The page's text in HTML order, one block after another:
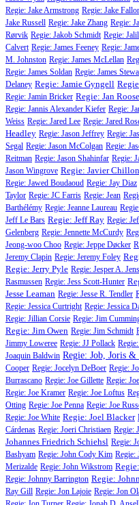
Regie: Jake Armstrong Regie: Jake
Jake Russell Regie: Jake Zhang Regie:
Rørvik Regie: Jakob Schmidt Regie:
Calvert Regie: James Feeney Regie:
M. Johnston Regie: James McLellan
Regie: James Soldan Regie: James
Delaney Regie: Jamie Gyngell
Regie: Jamin Bricker Regie: Jan
Regie: Jannis Alexander Kiefer Regie:
Weiss Regie: Jared Lee Regie: Jared
Headley Regie: Jason Jeffrey Regie:
Segal Regie: Jason McColgan Regie:
Reitman Regie: Jason Shahinfar Regie:
Jason Wingrove Regie: Javier Chillon
Regie: Jawed Boudaoud Regie: Jay Diaz
Taylor Regie: JC Farris Regie: Jean
Barthélémy Regie: Jeanne Laureau
Jeff Le Bars Regie: Jeff Ray Regie:
Gelenberg Regie: Jennette McCurdy
Jeong-woo Choo Regie: Jeppe Døcker
Jeremy Clapin Regie: Jeremy Foley
Regie: Jerry Pyle Regie: Jesper A.
Rasmussen Regie: Jess Scott-Hunter
Jesse Leaman Regie: Jesse R. Tendler
Regie: Jessica Curtright Regie: Jessica
Regie: Jillian Corsie Regie: Jim
Regie: Jim Owen Regie: Jim Schmidt
Jimmy Loweree Regie: JJ Pollack
Joaquin Baldwin Regie: Job, Joris &
Cooper Regie: Jocelyn DeBoer Regie:
Burrascano Regie: Joe Gillette Regie:
Regie: Joe Kramer Regie: Joe Loftus
Otting Regie: Joe Penna Regie: Joe
Regie: Joe White Regie: Joel Blacker
Cárdenas Regie: Joeri Christiaen Regie:
Johannes Friedrich Schiehsl Regie:
Bashyam Regie: John Cody Kim Regie:
Merizalde Regie: John Wikstrom
Regie: Johnny Barrington Regie:
Ray Gill Regie: Jon Lajoie Regie: Jon